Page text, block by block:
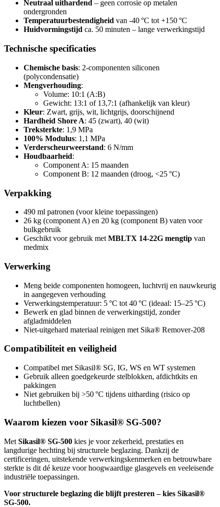
Neutraal uithardend – geen corrosie op metalen
ondergronden
Temperatuurbestendigheid van -40 °C tot +150 °C
Huidvormingstijd ca. 50 minuten – lange verwerkingstijd
Technische specificaties
Chemische basis: 2-componenten siliconen
(polycondensatie)
Mengverhouding:
Volume: 10:1 (A:B)
Gewicht: 13:1 of 13,7:1 (afhankelijk van kleur)
Kleur: Zwart, grijs, wit, lichtgrijs, doorschijnend
Hardheid Shore A: 45 (zwart), 40 (wit)
Treksterkte: 1,9 MPa
100% Modulus: 1,1 MPa
Verderscheurweerstand: 6 N/mm
Houdbaarheid:
Component A: 15 maanden
Component B: 12 maanden (droog, <25 °C)
Verpakking
490 ml patronen (voor kleine toepassingen)
26 kg (component A) en 20 kg (component B) vaten voor
bulkgebruik
Geschikt voor gebruik met MBLTX 14-22G mengtip van
medmix
Verwerking
Meng beide componenten homogeen, luchtvrij en nauwkeurig
in aangegeven verhouding
Verwerkingstemperatuur: 5 °C tot 40 °C (ideaal: 15–25 °C)
Bewerk en glad binnen de verwerkingstijd, zonder
afgladmiddelen
Niet-uitgehard materiaal reinigen met Sika® Remover-208
Compatibiliteit en veiligheid
Compatibel met Sikasil® SG, IG, WS en WT systemen
Gebruik alleen goedgekeurde stelblokken, afdichtkits en
pakkingen
Niet gebruiken bij >50 °C tijdens uitharding (risico op
luchtbellen)
Waarom kiezen voor Sikasil® SG-500?
Met Sikasil® SG-500 kies je voor zekerheid, prestaties en
langdurige hechting bij structurele beglazing. Dankzij de
certificeringen, uitstekende verwerkingskenmerken en betrouwbare
sterkte is dit dé keuze voor hoogwaardige glasgevels en veeleisende
industriële toepassingen.
Voor structurele beglazing die blijft presteren – kies Sikasil®
SG-500.